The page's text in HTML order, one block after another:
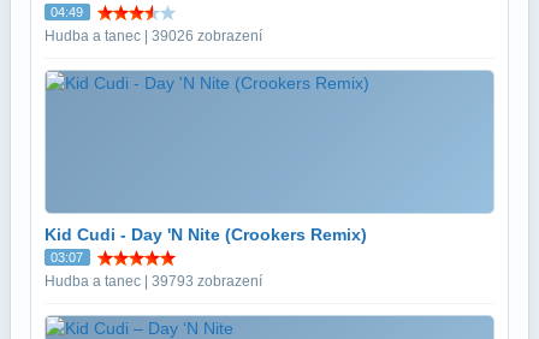
04:49
Hudba a tanec | 39026 zobrazení
Kid Cudi - Day 'N Nite (Crookers Remix)
03:07
Hudba a tanec | 39793 zobrazení